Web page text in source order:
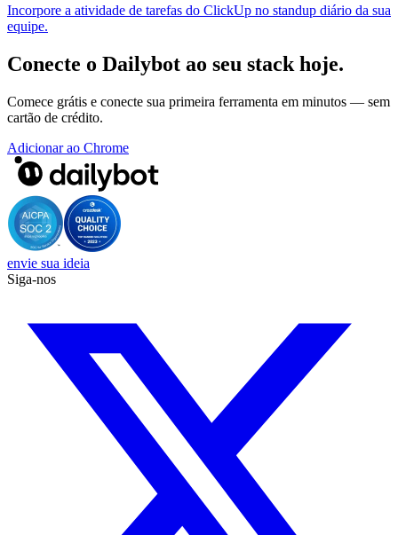
Incorpore a atividade de tarefas do ClickUp no standup diário da sua
equipe.
Conecte o Dailybot ao seu stack hoje.
Comece grátis e conecte sua primeira ferramenta em minutos — sem
cartão de crédito.
Adicionar ao Chrome
envie sua ideia
Siga-nos